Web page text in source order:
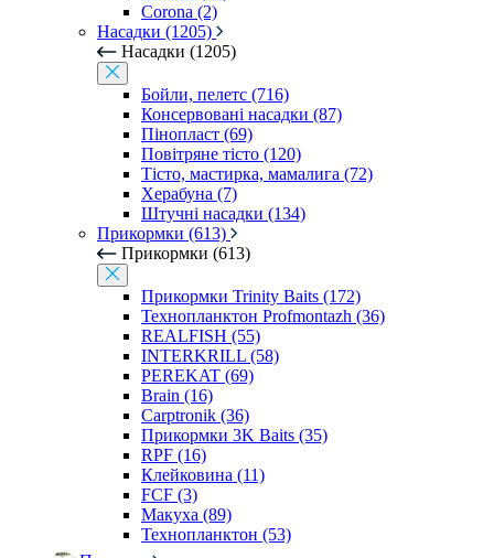
Corona (2)
Насадки (1205)
Насадки (1205)
Бойли, пелетс (716)
Консервовані насадки (87)
Пінопласт (69)
Повітряне тісто (120)
Тісто, мастирка, мамалига (72)
Херабуна (7)
Штучні насадки (134)
Прикормки (613)
Прикормки (613)
Прикормки Trinity Baits (172)
Технопланктон Profmontazh (36)
REALFISH (55)
INTERKRILL (58)
PEREKAT (69)
Brain (16)
Carptronik (36)
Прикормки 3K Baits (35)
RPF (16)
Клейковина (11)
FCF (3)
Макуха (89)
Технопланктон (53)